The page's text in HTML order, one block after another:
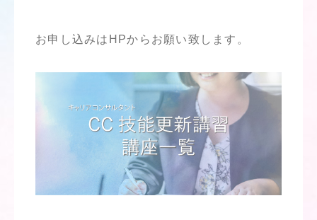
お申し込みはHPからお願い致します。